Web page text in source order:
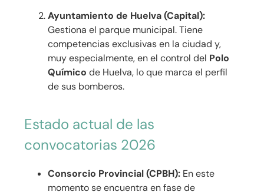
Ayuntamiento de Huelva (Capital):
Gestiona el parque municipal. Tiene
competencias exclusivas en la ciudad y,
muy especialmente, en el control del Polo
Químico de Huelva, lo que marca el perfil
de sus bomberos.
Estado actual de las
convocatorias 2026
Consorcio Provincial (CPBH): En este
momento se encuentra en fase de